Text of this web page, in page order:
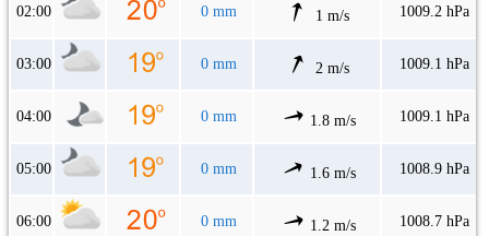
02:00 0 mm 1 m/s 1009.2 hPa
03:00 0 mm 2 m/s 1009.1 hPa
04:00 0 mm 1.8 m/s 1009.1 hPa
05:00 0 mm 1.6 m/s 1008.9 hPa
06:00 0 mm 1.2 m/s 1008.7 hPa